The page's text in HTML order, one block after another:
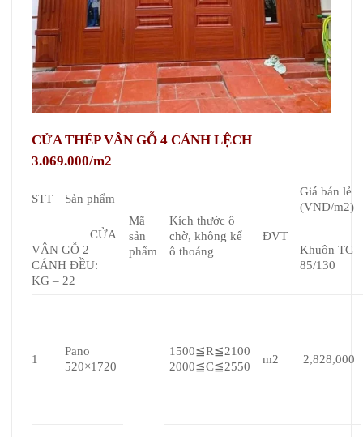
CỬA THÉP VÂN GỖ 4 CÁNH LỆCH
3.069.000/m2
STT
Sản phẩm
Mã
sản
phẩm
Kích thước ô
chờ, không kể
ô thoáng
ĐVT
Giá bán lẻ
(VND/m2)
CỬA
VÂN GỖ 2
CÁNH ĐỀU:
KG – 22
Khuôn TC
85/130
1
Pano
520×1720
1500≦R≦2100
2000≦C≦2550
m2 2,828,000